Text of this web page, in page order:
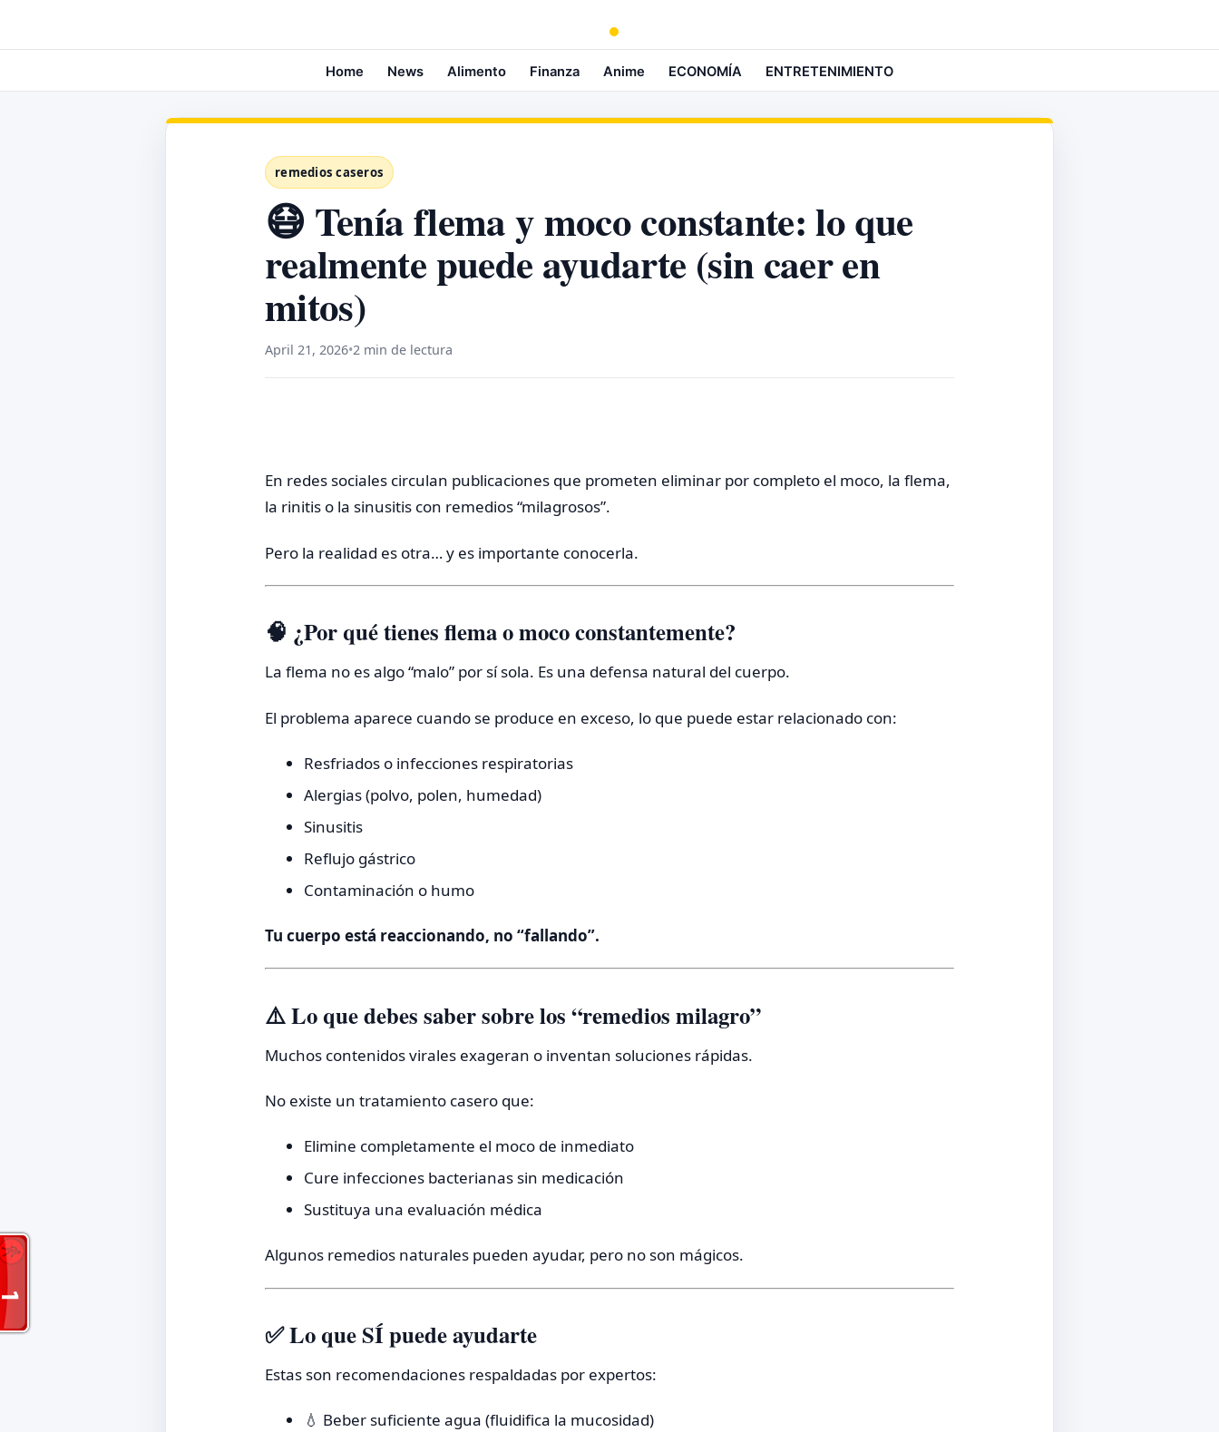
Home News Alimento Finanza Anime ECONOMÍA ENTRETENIMIENTO
remedios caseros
😷 Tenía flema y moco constante: lo que
realmente puede ayudarte (sin caer en
mitos)
April 21, 2026•2 min de lectura
En redes sociales circulan publicaciones que prometen eliminar por completo el moco, la flema,
la rinitis o la sinusitis con remedios “milagrosos”.
Pero la realidad es otra… y es importante conocerla.
🧠 ¿Por qué tienes flema o moco constantemente?
La flema no es algo “malo” por sí sola. Es una defensa natural del cuerpo.
El problema aparece cuando se produce en exceso, lo que puede estar relacionado con:
Resfriados o infecciones respiratorias
Alergias (polvo, polen, humedad)
Sinusitis
Reflujo gástrico
Contaminación o humo
Tu cuerpo está reaccionando, no “fallando”.
⚠️ Lo que debes saber sobre los “remedios milagro”
Muchos contenidos virales exageran o inventan soluciones rápidas.
No existe un tratamiento casero que:
Elimine completamente el moco de inmediato
Cure infecciones bacterianas sin medicación
Sustituya una evaluación médica
Algunos remedios naturales pueden ayudar, pero no son mágicos.
✅ Lo que SÍ puede ayudarte
Estas son recomendaciones respaldadas por expertos:
💧 Beber suficiente agua (fluidifica la mucosidad)